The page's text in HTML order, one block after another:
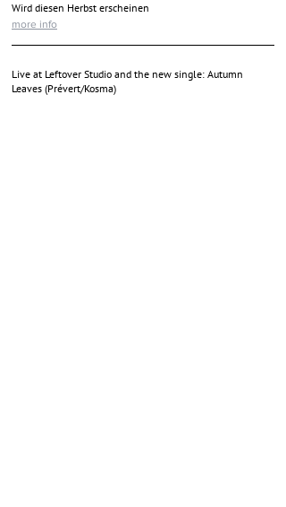
Wird diesen Herbst erscheinen
more info
Live at Leftover Studio and the new single: Autumn
Leaves (Prévert/Kosma)